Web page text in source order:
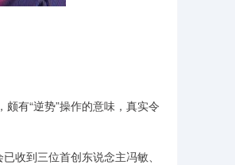
有“逆势”操作的意味，真实令
收到三位首创东说念主冯敏、